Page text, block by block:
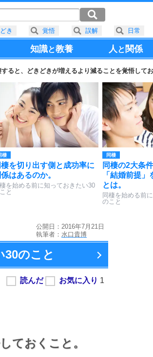
知識と教養 人と 関係
すると、どきどきが増えるより減ることを覚悟してお
棲
棲を切り出す側と成功率に
はあるのか。
を始める前に知っておきたい30
と
同棲
同棲の2大条
「結婚前提
とは。
同棲を始める前
のこと
公開日：2016年7月21日
執筆者： 水口貴博
30のこと
ておくこと。
き 覚悟 誤解 日常